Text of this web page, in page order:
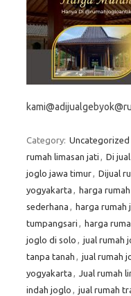
Category: Uncategorized
rumah limasan jati , Di
joglo jawa timur, Dijual
yogyakarta , harga
sederhana , harga rumah
tumpangsari , harga
joglo di solo , jual rumah
tanpa tanah , jual rumah
yogyakarta , Jual rumah
indah joglo , jual rumah